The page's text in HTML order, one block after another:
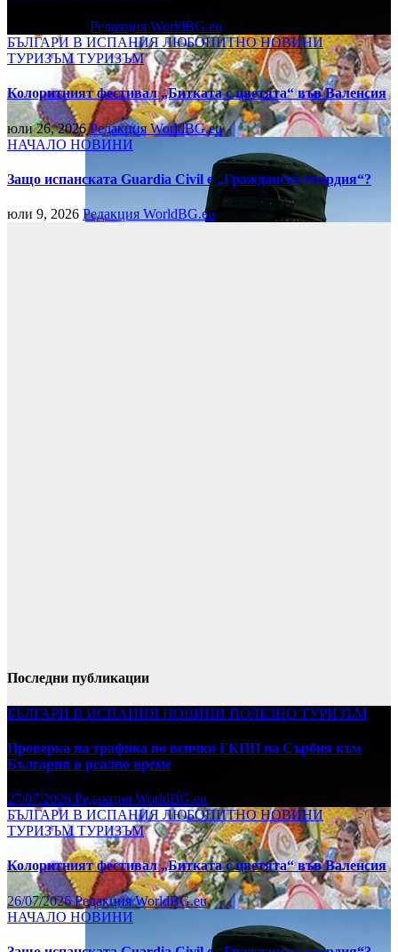
Редакция WorldBG.eu
БЪЛГАРИ В ИСПАНИЯ ЛЮБОПИТНОНОВИНИ
ТУРИЗЪМТУРИЗЪМ
Колоритният фестивал „Битката с цветята“ във Валенсия
юли 26, 2026Редакция WorldBG.eu
НАЧАЛО НОВИНИ
Защо испанската Guardia Civil е „Гражданска гвардия“?
юли 9, 2026 Редакция WorldBG.eu
Последни публикации
БЪЛГАРИ В ИСПАНИЯ НОВИНИ ПОЛЕЗНО ТУРИЗЪМ
Проверка на трафика по всички ГКПП на Сърбия към
България в реално време
27/07/2026 Редакция WorldBG.eu
БЪЛГАРИ В ИСПАНИЯ ЛЮБОПИТНОНОВИНИ
ТУРИЗЪМТУРИЗЪМ
Колоритният фестивал „Битката с цветята“ във Валенсия
26/07/2026Редакция WorldBG.eu
НАЧАЛО НОВИНИ